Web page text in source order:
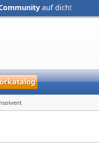
auf dich!